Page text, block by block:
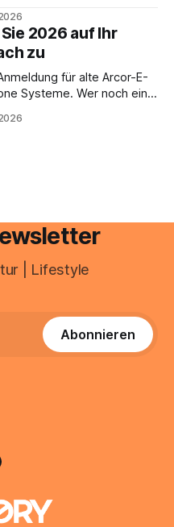
kommunikation rund um
In diesem Leitfaden
reibungslosen Einstieg
2026 auf Ihr
zu
Systeme. Wer noch eine
Vodafone E-Mail & Cloud
| Lifestyle
Abonnieren